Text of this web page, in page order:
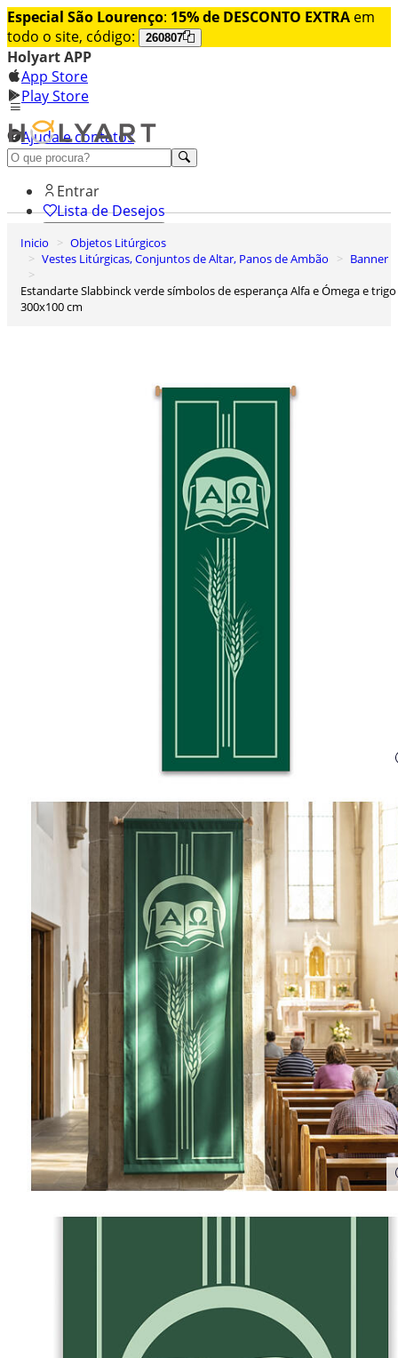
Especial São Lourenço: 15% de DESCONTO EXTRA em
todo o site, código:
260807
Holyart APP
App Store
Play Store
Ajuda e contatos
Conheça premium
Entrar
Lista de Desejos
0
Carrinho de Compras
Inicio
Objetos Litúrgicos
Vestes Litúrgicas, Conjuntos de Altar, Panos de Ambão
Banner
Estandarte Slabbinck verde símbolos de esperança Alfa e Ómega e trigo
300x100 cm